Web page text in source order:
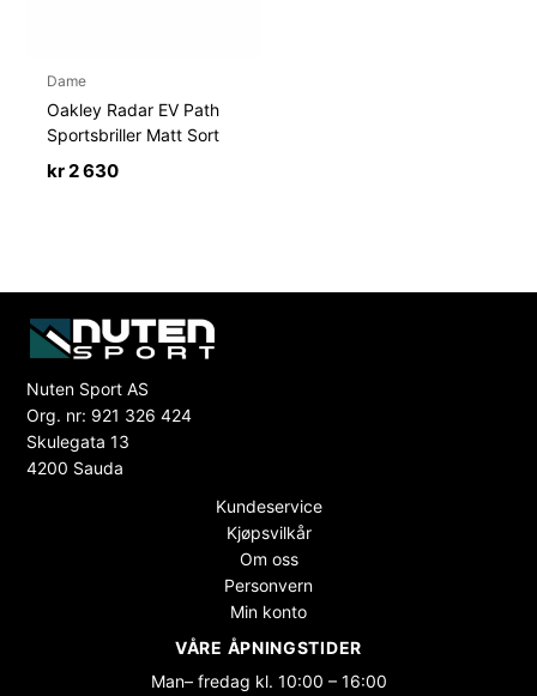
Dame
Oakley Radar EV Path
Sportsbriller Matt Sort
kr 2 630
Nuten Sport AS
Org. nr: 921 326 424
Skulegata 13
4200 Sauda
Kundeservice
Kjøpsvilkår
Om oss
Personvern
Min konto
VÅRE ÅPNINGSTIDER
Man– fredag kl. 10:00 – 16:00